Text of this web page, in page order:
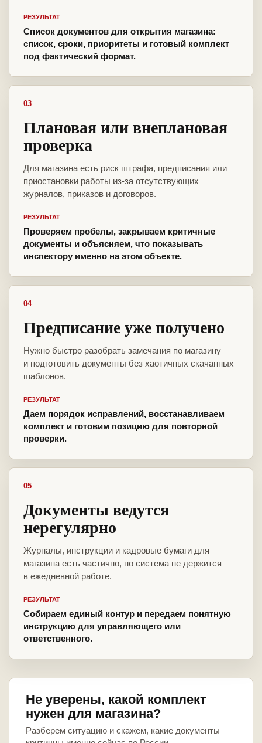
РЕЗУЛЬТАТ
Список документов для открытия магазина:
список, сроки, приоритеты и готовый комплект
под фактический формат.
03
Плановая или внеплановая
проверка
Для магазина есть риск штрафа, предписания или
приостановки работы из-за отсутствующих
журналов, приказов и договоров.
РЕЗУЛЬТАТ
Проверяем пробелы, закрываем критичные
документы и объясняем, что показывать
инспектору именно на этом объекте.
04
Предписание уже получено
Нужно быстро разобрать замечания по магазину
и подготовить документы без хаотичных скачанных
шаблонов.
РЕЗУЛЬТАТ
Даем порядок исправлений, восстанавливаем
комплект и готовим позицию для повторной
проверки.
05
Документы ведутся
нерегулярно
Журналы, инструкции и кадровые бумаги для
магазина есть частично, но система не держится
в ежедневной работе.
РЕЗУЛЬТАТ
Собираем единый контур и передаем понятную
инструкцию для управляющего или
ответственного.
Не уверены, какой комплект
нужен для магазина?
Разберем ситуацию и скажем, какие документы